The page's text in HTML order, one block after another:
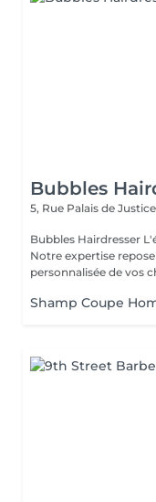
Bubbles
5, Rue Palais de Justice
Bubbles Hairdresser L'élégance au service de votre beauté
Notre expertise
personnalisée de vos
Shamp Coupe